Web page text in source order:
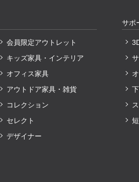
会員限定アウトレット
キッズ家具・インテリア
オフィス家具
アウトドア家具・雑貨
コレクション
セレクト
デザイナー
サポ